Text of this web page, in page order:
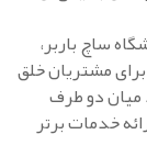
ساچ باربر،
مشتریان خلق
میان دو طرف
خدمات برتر